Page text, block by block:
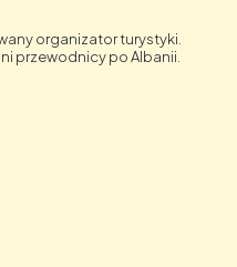
organizator turystyki.
przewodnicy po Albanii.